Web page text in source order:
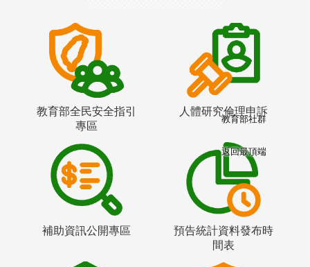
教育部全民安全指引
專區
人體研究倫理申訴
補助資訊公開專區
預告統計資料發布時
間表
教育部社群
返回最頂端